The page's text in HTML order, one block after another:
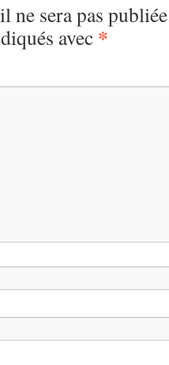
ne sera pas
avec *